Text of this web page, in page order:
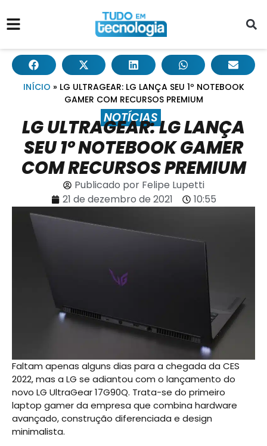
INÍCIO » LG ULTRAGEAR: LG LANÇA SEU 1º NOTEBOOK
GAMER COM RECURSOS PREMIUM
NOTÍCIAS
LG ULTRAGEAR: LG LANÇA
SEU 1º NOTEBOOK GAMER
COM RECURSOS PREMIUM
Publicado porFelipe Lupetti
21 de dezembro de 2021
10:55
Faltam apenas alguns dias para a chegada da CES
2022, mas a LG se adiantou com o lançamento do
novo LG UltraGear 17G90Q. Trata-se do primeiro
laptop gamer da empresa que combina hardware
avançado, construção diferenciada e design
minimalista.